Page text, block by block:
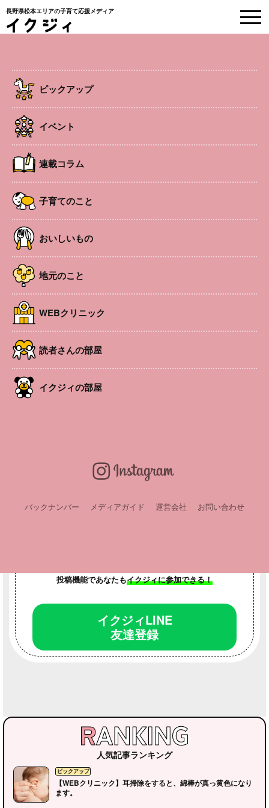
長野県松本エリアの子育て応援メディア
ピックアップ
イベント
連載コラム
子育てのこと
おいしいもの
地元のこと
WEBクリニック
読者さんの部屋
イクジィの部屋
バックナンバー メディアガイド 運営会社 お問い合わせ
EVENT
HOME
南松本エリア ワークショップ
飾って楽しむソープカービング
タイルのような形の石けんに貝殻のモチーフを彫り、フレ
ームにアレンジ。
夏らしいコースタルテイストの、ほのかに香るインテリア
を楽しみます。
開催日
時間
場所 松本市 高宮北5-8 Craft松本アトリウム
参加費 2000円
講師・出演 本多未佳
URL
申込み・問い合
わせ
事前申込制 電話（080-7891-8645）または申し込
LINEお友達会員募集中！
投稿機能であなたもイクジィに参加できる！
イクジィLINE
友達登録
人気記事ランキング
【WEBクリニック】耳掃除をすると、綿棒が真っ黄色になり
ます。